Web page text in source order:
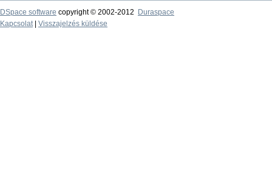
DSpace software copyright © 2002-2012
Duraspace
Kapcsolat| Visszajelzés küldése